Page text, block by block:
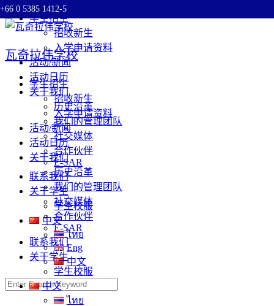
Skip
to
+66 0 5385 1412-5
瓦奇拉伟学校
学生招生
招收新生
入学申请资料
活动/新闻
活动日历
关于我们
历史沿革
我们的管理团队
社交媒体
合作伙伴
E-SAR
联系我们
关于学生
学生校服
中文
ไทย
学生招生
招收新生
入学申请资料
活动/新闻
活动日历
关于我们
历史沿革
我们的管理团队
社交媒体
合作伙伴
E-SAR
联系我们
关于学生
学生校服
中文
ไทย
Eng
中文
Search
for: